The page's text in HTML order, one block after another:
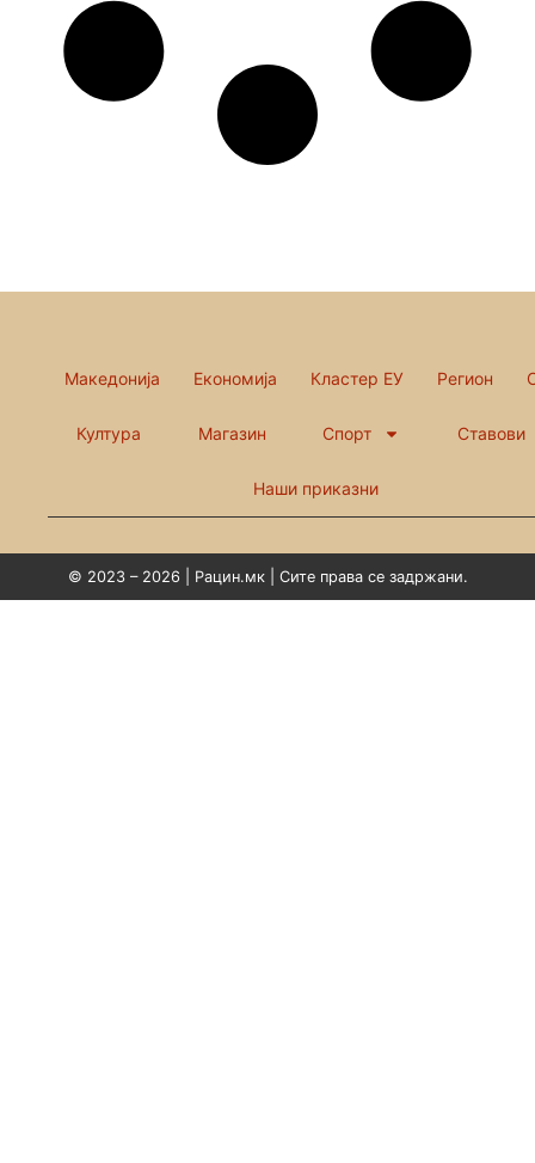
Македонија Економија Кластер ЕУ Регион
Култура Магазин Спорт Ставови
Наши приказни
© 2023 – 2026 | Рацин.мк | Сите права се задржани.